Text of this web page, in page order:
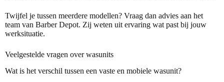
Twijfel je tussen meerdere modellen? Vraag dan advies aan het
team van Barber Depot. Zij weten uit ervaring wat past bij jouw
werksituatie.
Veelgestelde vragen over wasunits
Wat is het verschil tussen een vaste en mobiele wasunit?